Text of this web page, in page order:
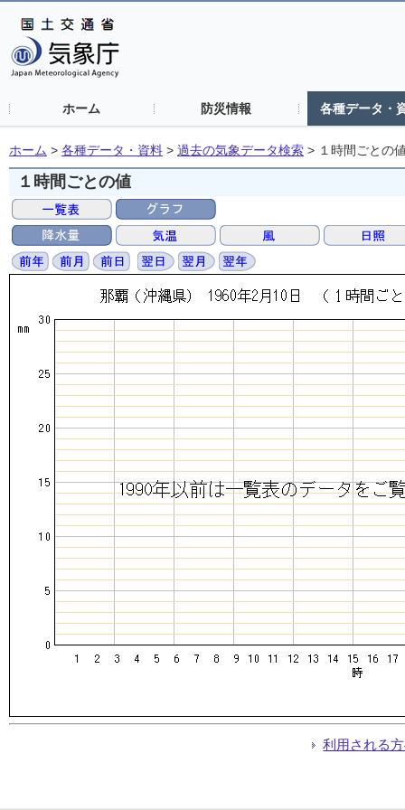
ホーム 防災情報 各種データ・
ホーム > 各種データ・資料 > 過去の気象データ検索 > １時間ごとの
１時間ごとの値
利用される